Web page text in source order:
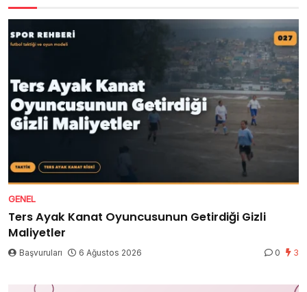
GENEL
Ters Ayak Kanat Oyuncusunun Getirdiği Gizli
Maliyetler
Başvuruları 6 Ağustos 2026 0 3